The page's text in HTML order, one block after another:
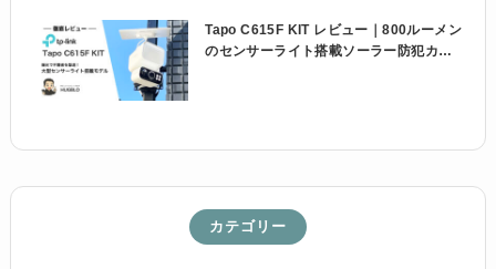
Tapo C615F KIT レビュー｜800ルーメン
のセンサーライト搭載ソーラー防犯カメ
カテゴリー